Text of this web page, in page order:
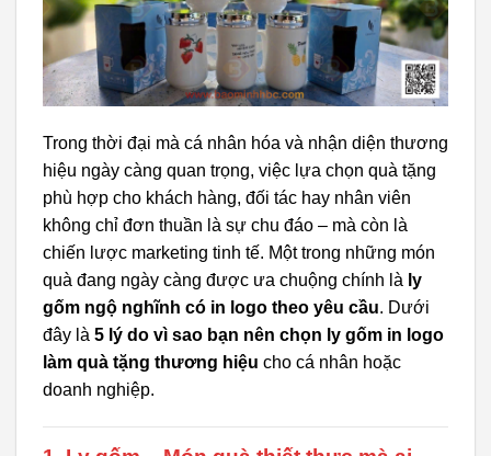
Trong thời đại mà cá nhân hóa và nhận diện thương
hiệu ngày càng quan trọng, việc lựa chọn quà tặng
phù hợp cho khách hàng, đối tác hay nhân viên
không chỉ đơn thuần là sự chu đáo – mà còn là
chiến lược marketing tinh tế. Một trong những món
quà đang ngày càng được ưa chuộng chính là ly
gốm ngộ nghĩnh có in logo theo yêu cầu. Dưới
đây là 5 lý do vì sao bạn nên chọn ly gốm in logo
làm quà tặng thương hiệu cho cá nhân hoặc
doanh nghiệp.